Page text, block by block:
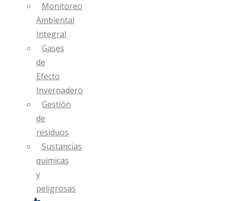
Monitoreo
Ambiental
Integral
Gases
de
Efecto
Invernadero
Gestión
de
residuos
Sustancias
químicas
y
peligrosas